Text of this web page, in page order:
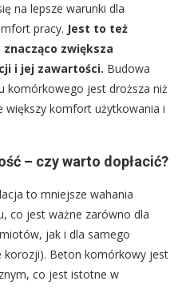
na lepsze warunki dla
pracy. Jest to też
zwiększa
i jej zawartości. Budowa
komórkowego jest droższa niż
większy komfort użytkowania i
– czy warto dopłacić?
to mniejsze wahania
co jest ważne zarówno dla
jak i dla samego
korozji). Beton komórkowy jest
co jest istotne w